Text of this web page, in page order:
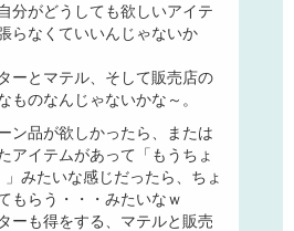
分がどうしても欲しいアイテ
らなくていいんじゃないか
ーとマテル、そして販売店の
ものなんじゃないかな～。
ン品が欲しかったら、または
アイテムがあって「もうちょ
みたいな感じだったら、ちょ
もらう・・・みたいなｗ
ーも得をする、マテルと販売